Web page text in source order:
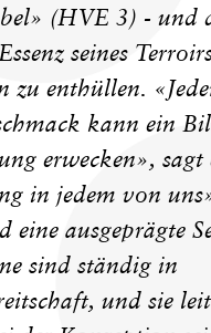
(HVE 3) - und
seines
zu enthüllen.
kann ein
erwecken», sagt
in jedem von
eine ausgeprägte
sind ständig in
und sie